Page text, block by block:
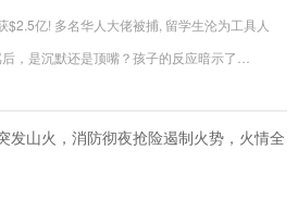
$2.5亿! 多名华人大佬被捕, 留学生沦为工具人
后，是沉默还是顶嘴？孩子的反应暗示了…
发山火，消防彻夜抢险遏制火势，火情全